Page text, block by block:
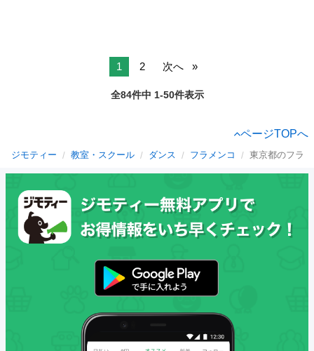
1 2 次へ
全84件中 1-50件表示
ページTOPへ
ジモティー 教室・スクール ダンス フラメンコ 東京都のフラ